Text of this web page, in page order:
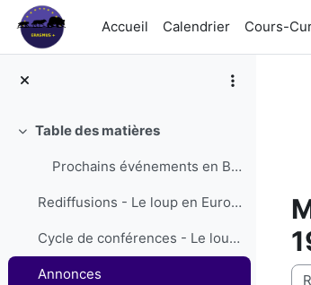
Passer au contenu principal
Accueil
Calendrier Cours-
Replier
Table des matières
Prochains événements en BelgiqueProchains événemen...
Rediffusions - Le loup en Europe
Cycle de conférences - Le loup en Europe
Annonces